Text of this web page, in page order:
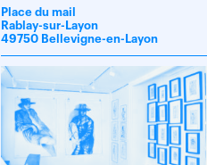
Place du mail
Rablay-sur-Layon
49750 Bellevigne-en-Layon